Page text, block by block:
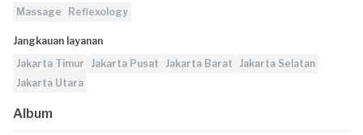
Massage
Reflexology
Jangkauan layanan
Jakarta Timur
Jakarta Pusat Jakarta Barat
Jakarta Selatan
Jakarta Utara
Album